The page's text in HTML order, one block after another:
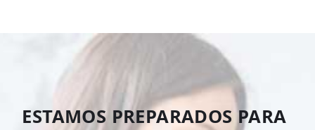
ESTAMOS PREPARADOS PARA